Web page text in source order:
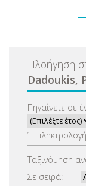
Πλοήγηση
Dadoukis,
Πηγαίνετε σε
Ή
Ταξινόμηση
Σε σειρά: